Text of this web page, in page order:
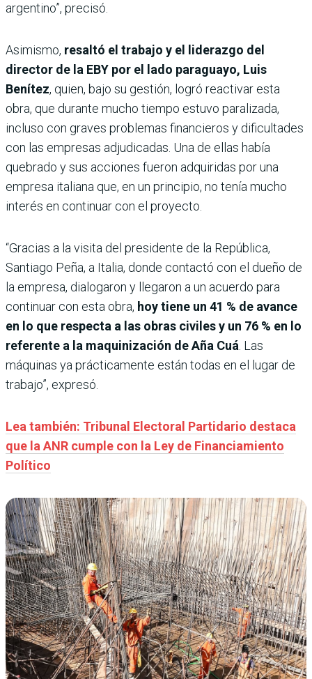
argentino”, precisó.
Asimismo, resaltó el trabajo y el liderazgo del
director de la EBY por el lado paraguayo, Luis
Benítez, quien, bajo su gestión, logró reactivar esta
obra, que durante mucho tiempo estuvo paralizada,
incluso con graves problemas financieros y dificultades
con las empresas adjudicadas. Una de ellas había
quebrado y sus acciones fueron adquiridas por una
empresa italiana que, en un principio, no tenía mucho
interés en continuar con el proyecto.
“Gracias a la visita del presidente de la República,
Santiago Peña, a Italia, donde contactó con el dueño de
la empresa, dialogaron y llegaron a un acuerdo para
continuar con esta obra, hoy tiene un 41 % de avance
en lo que respecta a las obras civiles y un 76 % en lo
referente a la maquinización de Aña Cuá. Las
máquinas ya prácticamente están todas en el lugar de
trabajo”, expresó.
Lea también: Tribunal Electoral Partidario destaca
que la ANR cumple con la Ley de Financiamiento
Político